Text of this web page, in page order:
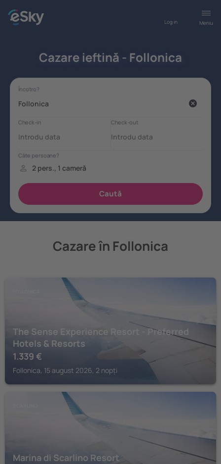
Meniu
Log in
Cazare ieftină - Follonica
Cazare în Follonica
The Sense Experience Resort - Preferred
Hotels & Resorts
1.339 €
Follonica, 15 august 2026, 2 nopți
Marina di Scarlino Resort